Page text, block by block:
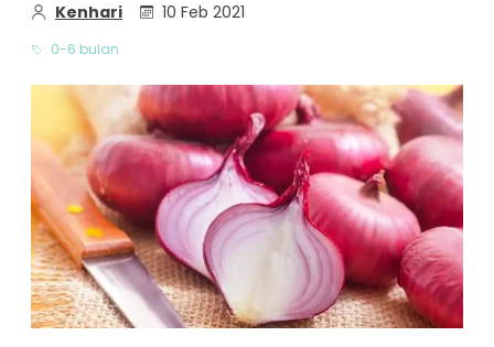
Kenhari 10 Feb 2021
0-6 bulan